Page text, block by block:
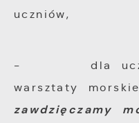
uczniów,
- dla
warsztaty
zawdzięczamy